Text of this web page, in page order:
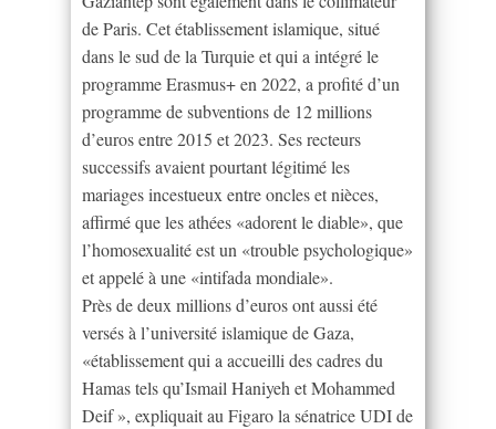
de Paris. Cet établissement islamique, situé
dans le sud de la Turquie et qui a intégré le
programme Erasmus+ en 2022, a profité d’un
programme de subventions de 12 millions
d’euros entre 2015 et 2023. Ses recteurs
successifs avaient pourtant légitimé les
mariages incestueux entre oncles et nièces,
affirmé que les athées «adorent le diable», que
l’homosexualité est un «trouble psychologique»
et appelé à une «intifada mondiale».
Près de deux millions d’euros ont aussi été
versés à l’université islamique de Gaza,
«établissement qui a accueilli des cadres du
Hamas tels qu’Ismail Haniyeh et Mohammed
Deif », expliquait au Figaro la sénatrice UDI de